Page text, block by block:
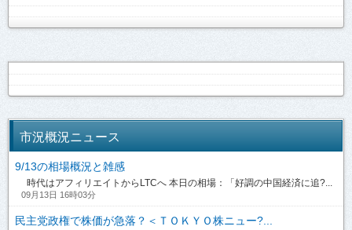
市況概況ニュース
9/13の相場概況と雑感
時代はアフィリエイトからLTCへ 本日の相場：「好調の中国経済に追?...
09月13日 16時03分
民主党政権で株価が急落？＜ＴＯＫＹＯ株ニュー?...